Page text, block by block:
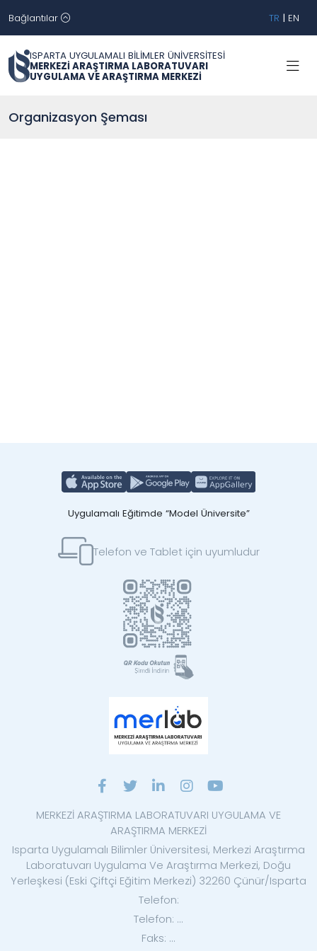
Bağlantılar TR | EN
ISPARTA UYGULAMALI BİLİMLER ÜNİVERSİTESİ
MERKEZİ ARAŞTIRMA LABORATUVARI
UYGULAMA VE ARAŞTIRMA MERKEZİ
Organizasyon Şeması
Uygulamalı Eğitimde “Model Üniversite”
Telefon ve Tablet için uyumludur
MERKEZİ ARAŞTIRMA LABORATUVARI UYGULAMA VE
ARAŞTIRMA MERKEZİ
Isparta Uygulamalı Bilimler Üniversitesi, Merkezi Araştırma
Laboratuvarı Uygulama Ve Araştırma Merkezi, Doğu
Yerleşkesi (Eski Çiftçi Eğitim Merkezi) 32260 Çünür/Isparta
Telefon:
Telefon: ...
Faks: ...